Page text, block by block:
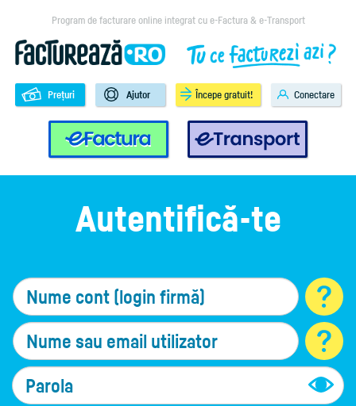
Program de facturare online integrat cu e-Factura & e-Transport
e-Factura e-Transport
Prețuri Ajutor Începe gratuit! Conectare
Autentifică-te